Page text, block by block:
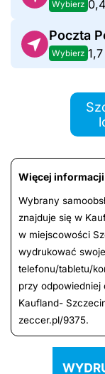
Wybierz
Wybierz
Więcej informacji
Wybrany
znajduje się w
w miejscowości
wydrukować
telefonu/tabletu/
przy
Kaufland-
zeccer.pl/9375.